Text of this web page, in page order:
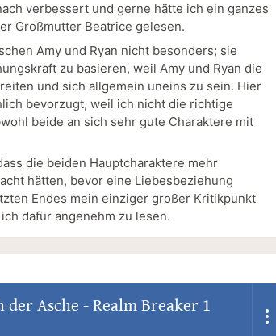
verbessert und gerne hätte ich ein ganzes
Großmutter Beatrice gelesen.
Amy und Ryan nicht besonders; sie
zu basieren, weil Amy und Ryan die
und sich allgemein uneins zu sein. Hier
bevorzugt, weil ich nicht die richtige
beide an sich sehr gute Charaktere mit
die beiden Hauptcharaktere mehr
hätten, bevor eine Liebesbeziehung
Endes mein einziger großer Kritikpunkt
dafür angenehm zu lesen.
der Asche - Realm Breaker 1